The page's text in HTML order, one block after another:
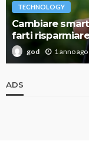
TECHNOLOGY
Cambiare
farti
god 1 anno ago
ADS